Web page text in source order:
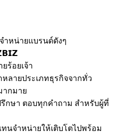
ำหน่ายแบรนด์ดังๆ
ร้อยเจ้า
ลายประเภทธุรกิจจากทั่ว
ากมาย
กษา ตอบทุกคำถาม สำหรับผู้ที่
นจำหน่ายให้เติบโตไปพร้อม